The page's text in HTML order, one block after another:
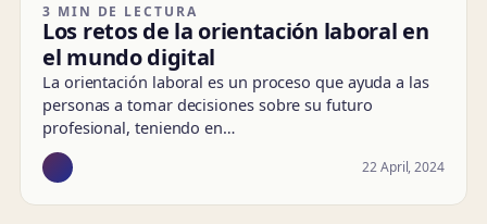
3 MIN DE LECTURA
Los retos de la orientación laboral en
el mundo digital
La orientación laboral es un proceso que ayuda a las
personas a tomar decisiones sobre su futuro
profesional, teniendo en…
22 April, 2024